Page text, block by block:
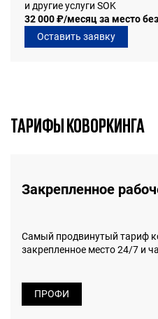
и другие услуги SOK
32 000 ₽/месяц за место
Оставить заявку
ТАРИФЫ КОВОРКИНГА
Закрепленное
Самый продвинутый тариф
закрепленное место 24/7 и
ПРОФИ